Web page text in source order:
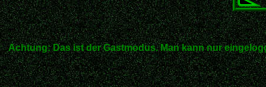
Achtung: Das ist der Gastmodus. Man kann nur